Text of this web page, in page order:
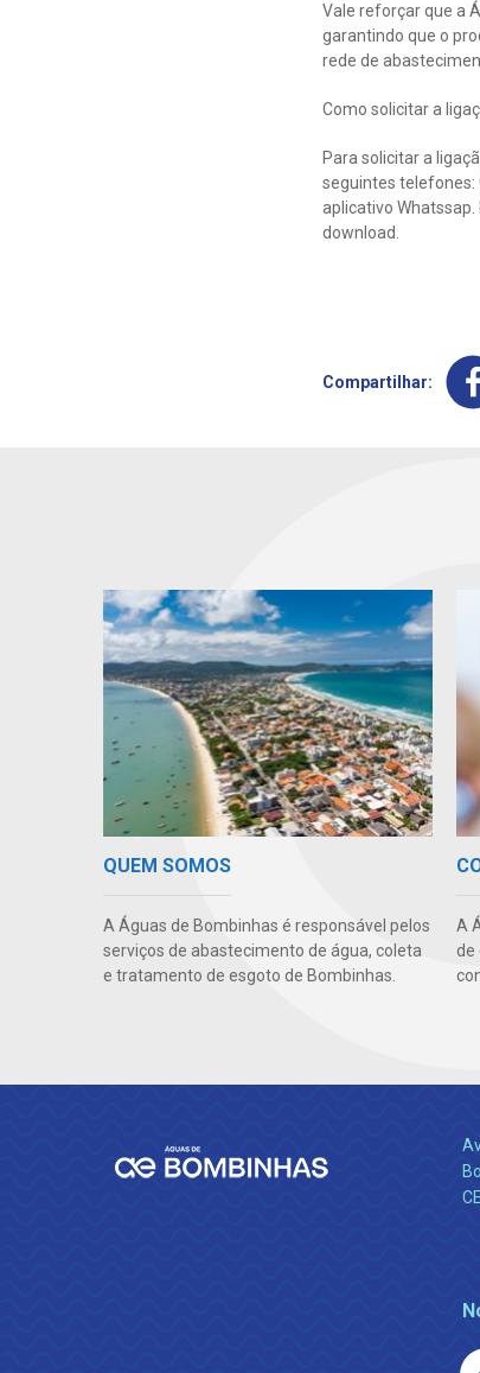
Vale reforçar que a
garantindo que o
rede de
Como solicitar a
Para solicitar a
seguintes telefones:
aplicativo
download.
Compartilhar:
QUEM SOMOS
A Águas de Bombinhas é responsável pelos
serviços de abastecimento de água, coleta
e tratamento de esgoto de Bombinhas.
A
de